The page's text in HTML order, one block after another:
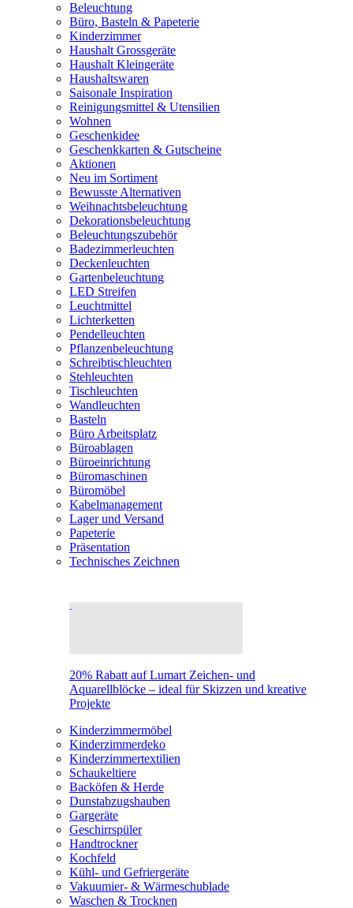
Beleuchtung
Büro, Basteln & Papeterie
Kinderzimmer
Haushalt Grossgeräte
Haushalt Kleingeräte
Haushaltswaren
Saisonale Inspiration
Reinigungsmittel & Utensilien
Wohnen
Geschenkidee
Geschenkkarten & Gutscheine
Aktionen
Neu im Sortiment
Bewusste Alternativen
Weihnachtsbeleuchtung
Dekorationsbeleuchtung
Beleuchtungszubehör
Badezimmerleuchten
Deckenleuchten
Gartenbeleuchtung
LED Streifen
Leuchtmittel
Lichterketten
Pendelleuchten
Pflanzenbeleuchtung
Schreibtischleuchten
Stehleuchten
Tischleuchten
Wandleuchten
Basteln
Büro Arbeitsplatz
Büroablagen
Büroeinrichtung
Büromaschinen
Büromöbel
Kabelmanagement
Lager und Versand
Papeterie
Präsentation
Technisches Zeichnen
20% Rabatt auf Lumart Zeichen- und
Aquarellblöcke – ideal für Skizzen und kreative
Projekte
Kinderzimmermöbel
Kinderzimmerdeko
Kinderzimmertextilien
Schaukeltiere
Backöfen & Herde
Dunstabzugshauben
Gargeräte
Geschirrspüler
Handtrockner
Kochfeld
Kühl- und Gefriergeräte
Vakuumier- & Wärmeschublade
Waschen & Trocknen